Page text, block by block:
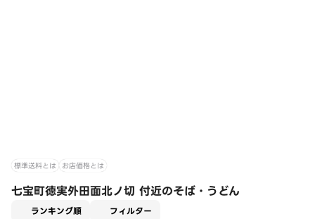
標準送料とは お店価格とは
七宝町徳実外田面北ノ切 付近のそば・うどん
ランキング順 フィルター